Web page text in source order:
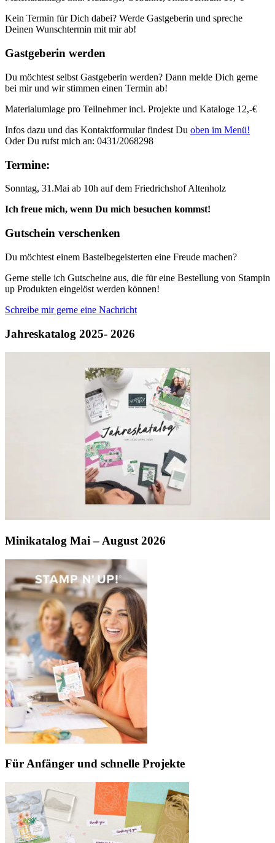
Kein Termin für Dich dabei? Werde Gastgeberin und spreche
Deinen Wunschtermin mit mir ab!
Gastgeberin werden
Du möchtest selbst Gastgeberin werden? Dann melde Dich gerne
bei mir und wir stimmen einen Termin ab!
Materialumlage pro Teilnehmer incl. Projekte und Kataloge 12,-€
Infos dazu und das Kontaktformular findest Du oben im Menü!
Oder Du rufst mich an: 0431/2068298
Termine:
Sonntag, 31.Mai ab 10h auf dem Friedrichshof Altenholz
Ich freue mich, wenn Du mich besuchen kommst!
Gutschein verschenken
Du möchtest einem Bastelbegeisterten eine Freude machen?
Gerne stelle ich Gutscheine aus, die für eine Bestellung von Stampin
up Produkten eingelöst werden können!
Schreibe mir gerne eine Nachricht
Jahreskatalog 2025- 2026
Minikatalog Mai – August 2026
Für Anfänger und schnelle Projekte